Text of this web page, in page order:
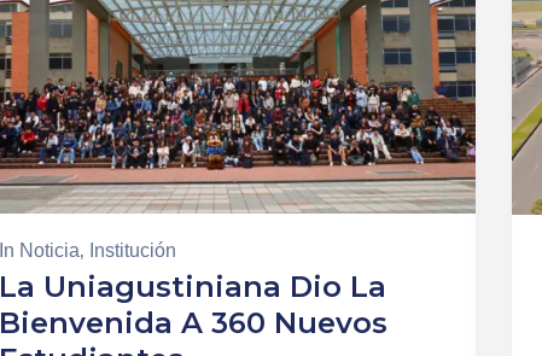
In Noticia‚ Institución
La Uniagustiniana Dio La
Bienvenida A 360 Nuevos